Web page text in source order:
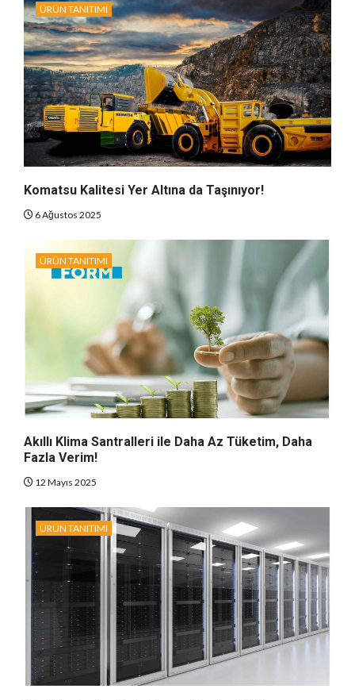
ÜRÜN TANITIMI
Komatsu Kalitesi Yer Altına da Taşınıyor!
6 Ağustos 2025
ÜRÜN TANITIMI
Akıllı Klima Santralleri ile Daha Az Tüketim, Daha
Fazla Verim!
12 Mayıs 2025
ÜRÜN TANITIMI